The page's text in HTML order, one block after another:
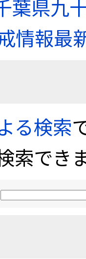
葉県九
情報最
る検索
索でき